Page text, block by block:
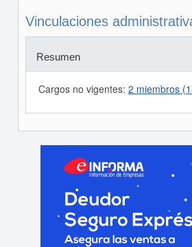
Vinculaciones
Resumen
Cargos no vigentes: 2 miembros